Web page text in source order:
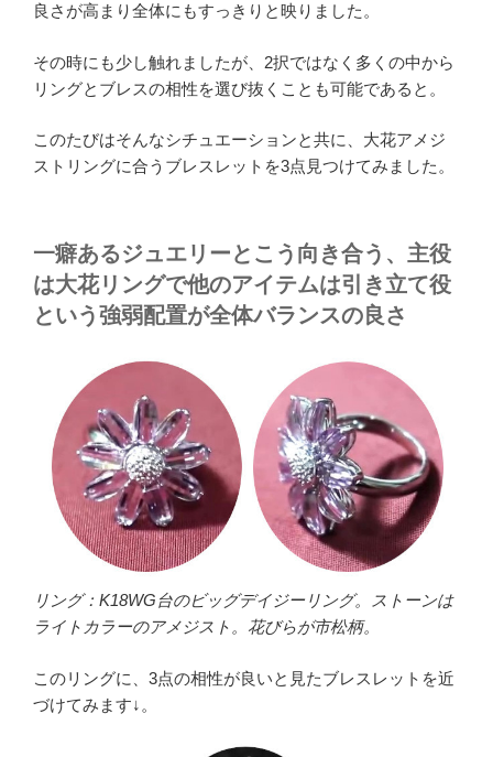
良さが高まり全体にもすっきりと映りました。
その時にも少し触れましたが、2択ではなく多くの中から
リングとブレスの相性を選び抜くことも可能であると。
このたびはそんなシチュエーションと共に、大花アメジ
ストリングに合うブレスレットを3点見つけてみました。
一癖あるジュエリーとこう向き合う、主役
は大花リングで他のアイテムは引き立て役
という強弱配置が全体バランスの良さ
リング：K18WG台のビッグデイジーリング。ストーンは
ライトカラーのアメジスト。花びらが市松柄。
このリングに、3点の相性が良いと見たブレスレットを近
づけてみます↓。